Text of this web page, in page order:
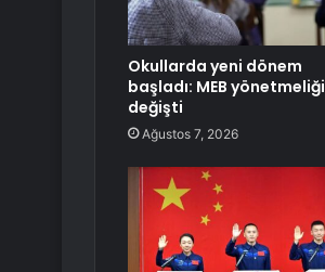
Okullarda yeni dönem
başladı: MEB yönetmeliği
değişti
Ağustos 7, 2026